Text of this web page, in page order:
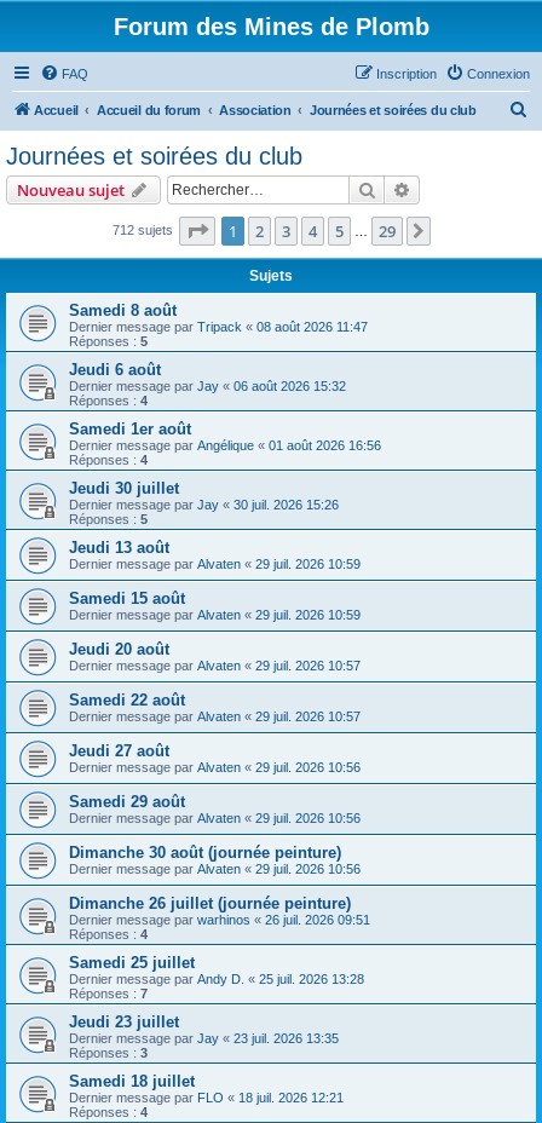
Forum des Mines de Plomb
FAQ Connexion
Inscription
Accueil Accueil du forum Association Journées et soirées du club
Journées et soirées du club
Nouveau sujet Rechercher
712 sujets Page 1sur29
1 2 3 4 5 29
Sujets
Samedi 8 août
Dernier message par Tripack « 08 août 2026 11:47
Réponses : 5
Jeudi 6 août
Dernier message par Jay « 06 août 2026 15:32
Réponses : 4
Samedi 1er août
Dernier message par Angélique « 01 août 2026 16:56
Réponses : 4
Jeudi 30 juillet
Dernier message par Jay « 30 juil. 2026 15:26
Réponses : 5
Jeudi 13 août
Dernier message par Alvaten « 29 juil. 2026 10:59
Samedi 15 août
Dernier message par Alvaten « 29 juil. 2026 10:59
Jeudi 20 août
Dernier message par Alvaten « 29 juil. 2026 10:57
Samedi 22 août
Dernier message par Alvaten « 29 juil. 2026 10:57
Jeudi 27 août
Dernier message par Alvaten « 29 juil. 2026 10:56
Samedi 29 août
Dernier message par Alvaten « 29 juil. 2026 10:56
Dimanche 30 août (journée peinture)
Dernier message par Alvaten « 29 juil. 2026 10:56
Dimanche 26 juillet (journée peinture)
Dernier message par warhinos « 26 juil. 2026 09:51
Réponses : 4
Samedi 25 juillet
Dernier message par Andy D. « 25 juil. 2026 13:28
Réponses : 7
Jeudi 23 juillet
Dernier message par Jay « 23 juil. 2026 13:35
Réponses : 3
Samedi 18 juillet
Dernier message par FLO « 18 juil. 2026 12:21
Réponses : 4